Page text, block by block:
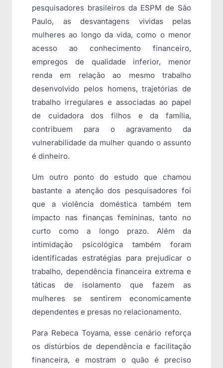
pesquisadores brasileiros da ESPM de São
Paulo, as desvantagens vividas pelas
mulheres ao longo da vida, como o menor
acesso ao conhecimento financeiro,
empregos de qualidade inferior, menor
renda em relação ao mesmo trabalho
desenvolvido pelos homens, trajetórias de
trabalho irregulares e associadas ao papel
de cuidadora dos filhos e da família,
contribuem para o agravamento da
vulnerabilidade da mulher quando o assunto
é dinheiro.
Um outro ponto do estudo que chamou
bastante a atenção dos pesquisadores foi
que a violência doméstica também tem
impacto nas finanças femininas, tanto no
curto como a longo prazo. Além da
intimidação psicológica também foram
identificadas estratégias para prejudicar o
trabalho, dependência financeira extrema e
táticas de isolamento que fazem as
mulheres se sentirem economicamente
dependentes e presas no relacionamento.
Para Rebeca Toyama, esse cenário reforça
os distúrbios de dependência e facilitação
financeira, e mostram o quão é preciso